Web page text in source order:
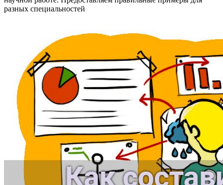
разных специальностей